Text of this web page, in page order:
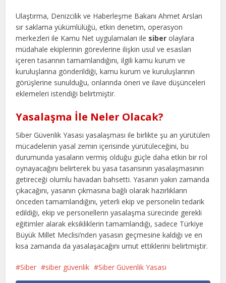
Ulaştırma, Denizcilik ve Haberleşme Bakanı Ahmet Arslan
sır saklama yükümlülüğü, etkin denetim, operasyon
merkezleri ile Kamu Net uygulamaları ile siber olaylara
müdahale ekiplerinin görevlerine ilişkin usul ve esasları
içeren tasarının tamamlandığını, ilgili kamu kurum ve
kuruluşlarına gönderildiği, kamu kurum ve kuruluşlarının
görüşlerine sunulduğu, onlarında öneri ve ilave düşünceleri
eklemeleri istendiği belirtmiştir.
Yasalaşma İle Neler Olacak?
Siber Güvenlik Yasası yasalaşması ile birlikte şu an yürütülen
mücadelenin yasal zemin içerisinde yürütüleceğini, bu
durumunda yasaların vermiş olduğu güçle daha etkin bir rol
oynayacağını belirterek bu yasa tasarısının yasalaşmasının
getireceği olumlu havadan bahsetti. Yasanın yakın zamanda
çıkacağını, yasanın çıkmasına bağlı olarak hazırlıkların
önceden tamamlandığını, yeterli ekip ve personelin tedarik
edildiği, ekip ve personellerin yasalaşma sürecinde gerekli
eğitimler alarak eksikliklerin tamamlandığı, sadece Türkiye
Büyük Millet Meclisi’nden yasasın geçmesine kaldığı ve en
kısa zamanda da yasalaşacağını umut ettiklerini belirtmiştir.
Siber siber güvenlik Siber Güvenlik Yasası